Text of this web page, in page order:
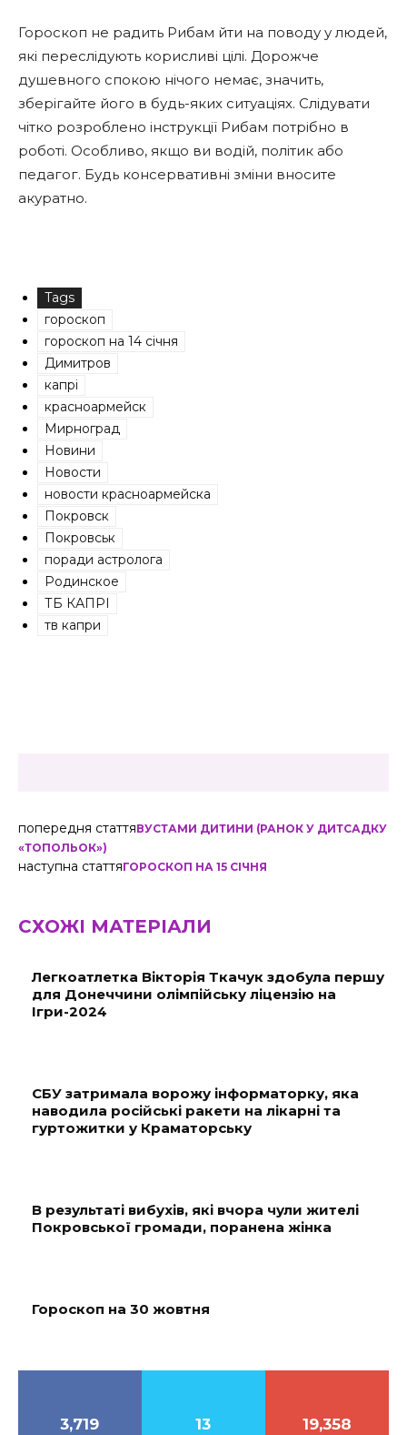
Гороскоп не радить Рибам йти на поводу у людей,
які переслідують корисливі цілі. Дорожче
душевного спокою нічого немає, значить,
зберігайте його в будь-яких ситуаціях. Слідувати
чітко розроблено інструкції Рибам потрібно в
роботі. Особливо, якщо ви водій, політик або
педагог. Будь консервативні зміни вносите
акуратно.
Tags
гороскоп
гороскоп на 14 січня
Димитров
капрі
красноармейск
Мирноград
Новини
Новости
новости красноармейска
Покровск
Покровськ
поради астролога
Родинское
ТБ КАПРІ
тв капри
попередня статтяВУСТАМИ ДИТИНИ (РАНОК У ДИТСАДКУ
«ТОПОЛЬОК»)
наступна статтяГОРОСКОП НА 15 СІЧНЯ
СХОЖІ МАТЕРІАЛИ
Легкоатлетка Вікторія Ткачук здобула першу
для Донеччини олімпійську ліцензію на
Ігри-2024
СБУ затримала ворожу інформаторку, яка
наводила російські ракети на лікарні та
гуртожитки у Краматорську
В результаті вибухів, які вчора чули жителі
Покровської громади, поранена жінка
Гороскоп на 30 жовтня
3,719 13 19,358